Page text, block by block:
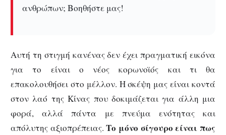
ανθρώπων; Βοηθήστε μας!
Αυτή τη στιγμή κανένας δεν έχει πραγματική εικόνα
για το είναι ο νέος κορωνοϊός και τι θα
επακολουθήσει στο μέλλον. Η σκέψη μας είναι κοντά
στον λαό της Κίνας που δοκιμάζεται για άλλη μια
φορά, αλλά πάντα με πνεύμα ενότητας και
απόλυτης αξιοπρέπειας.Το μόνο σίγουρο είναι πως